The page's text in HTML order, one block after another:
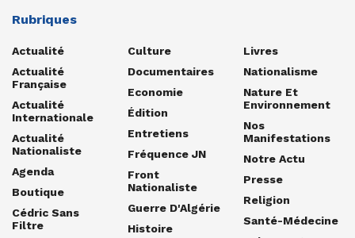
Rubriques
Actualité
Actualité
Française
Actualité
Internationale
Actualité
Nationaliste
Agenda
Boutique
Cédric Sans
Filtre
Culture
Documentaires
Economie
Édition
Entretiens
Fréquence JN
Front
Nationaliste
Guerre D'Algérie
Histoire
Livres
Nationalisme
Nature Et
Environnement
Nos
Manifestations
Notre Actu
Presse
Religion
Santé-Médecine